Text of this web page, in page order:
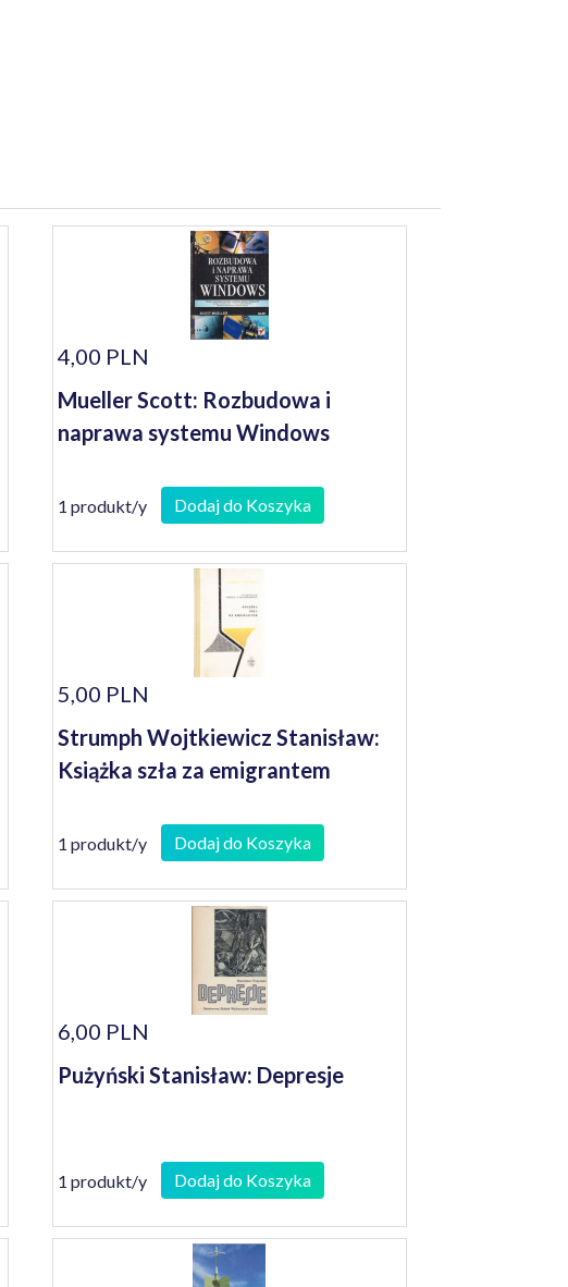
4,00 PLN
Mueller Scott: Rozbudowa i
naprawa systemu Windows
1 produkt/y Dodaj do Koszyka
5,00 PLN
Strumph Wojtkiewicz Stanisław:
Książka szła za emigrantem
1 produkt/y Dodaj do Koszyka
6,00 PLN
Pużyński Stanisław: Depresje
1 produkt/y Dodaj do Koszyka